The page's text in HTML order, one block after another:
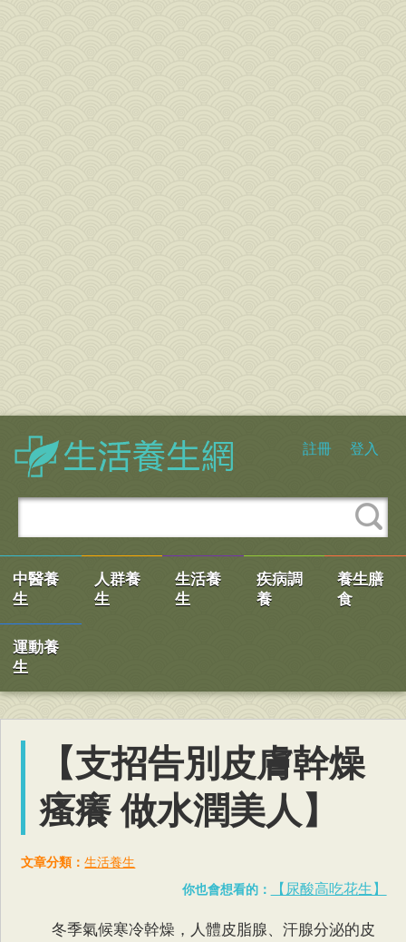
註冊 登入
中醫養
生
人群養
生
生活養
生
疾病調
養
養生膳
食
運動養
生
【支招告別皮膚幹燥
瘙癢 做水潤美人】
文章分類：生活養生
你也會想看的：
【尿酸高吃花生】
冬季氣候寒冷幹燥，人體皮脂腺、汗腺分泌的皮